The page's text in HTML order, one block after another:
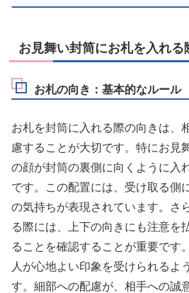
お見舞い封筒にお札を入れる
お札の向き：基本的なルール
お札を封筒に入れる際の向きは、
慮することが大切です。特にお見
の顔が封筒の裏側に向くように入
です。この配置には、受け取る側
の気持ちが表現されています。さ
る際には、上下の向きにも注意を
ることを確認することが重要です
人が心地よい印象を受けられるよ
す。細部への配慮が、相手への誠